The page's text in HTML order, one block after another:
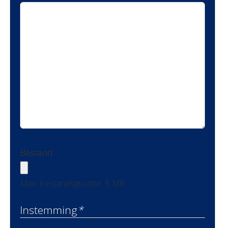
Bestand
Max. bestandsgrootte: 5 MB.
Instemming*